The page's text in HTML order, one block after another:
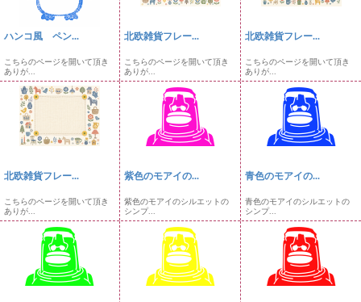
ハンコ風 ペン...
こちらのページを開いて頂き
ありが...
北欧雑貨フレー...
こちらのページを開いて頂き
ありが...
北欧雑貨フレー...
こちらのページを開いて頂き
ありが...
北欧雑貨フレー...
こちらのページを開いて頂き
ありが...
紫色のモアイの...
紫色のモアイのシルエットの
シンプ...
青色のモアイの...
青色のモアイのシルエットの
シンプ...